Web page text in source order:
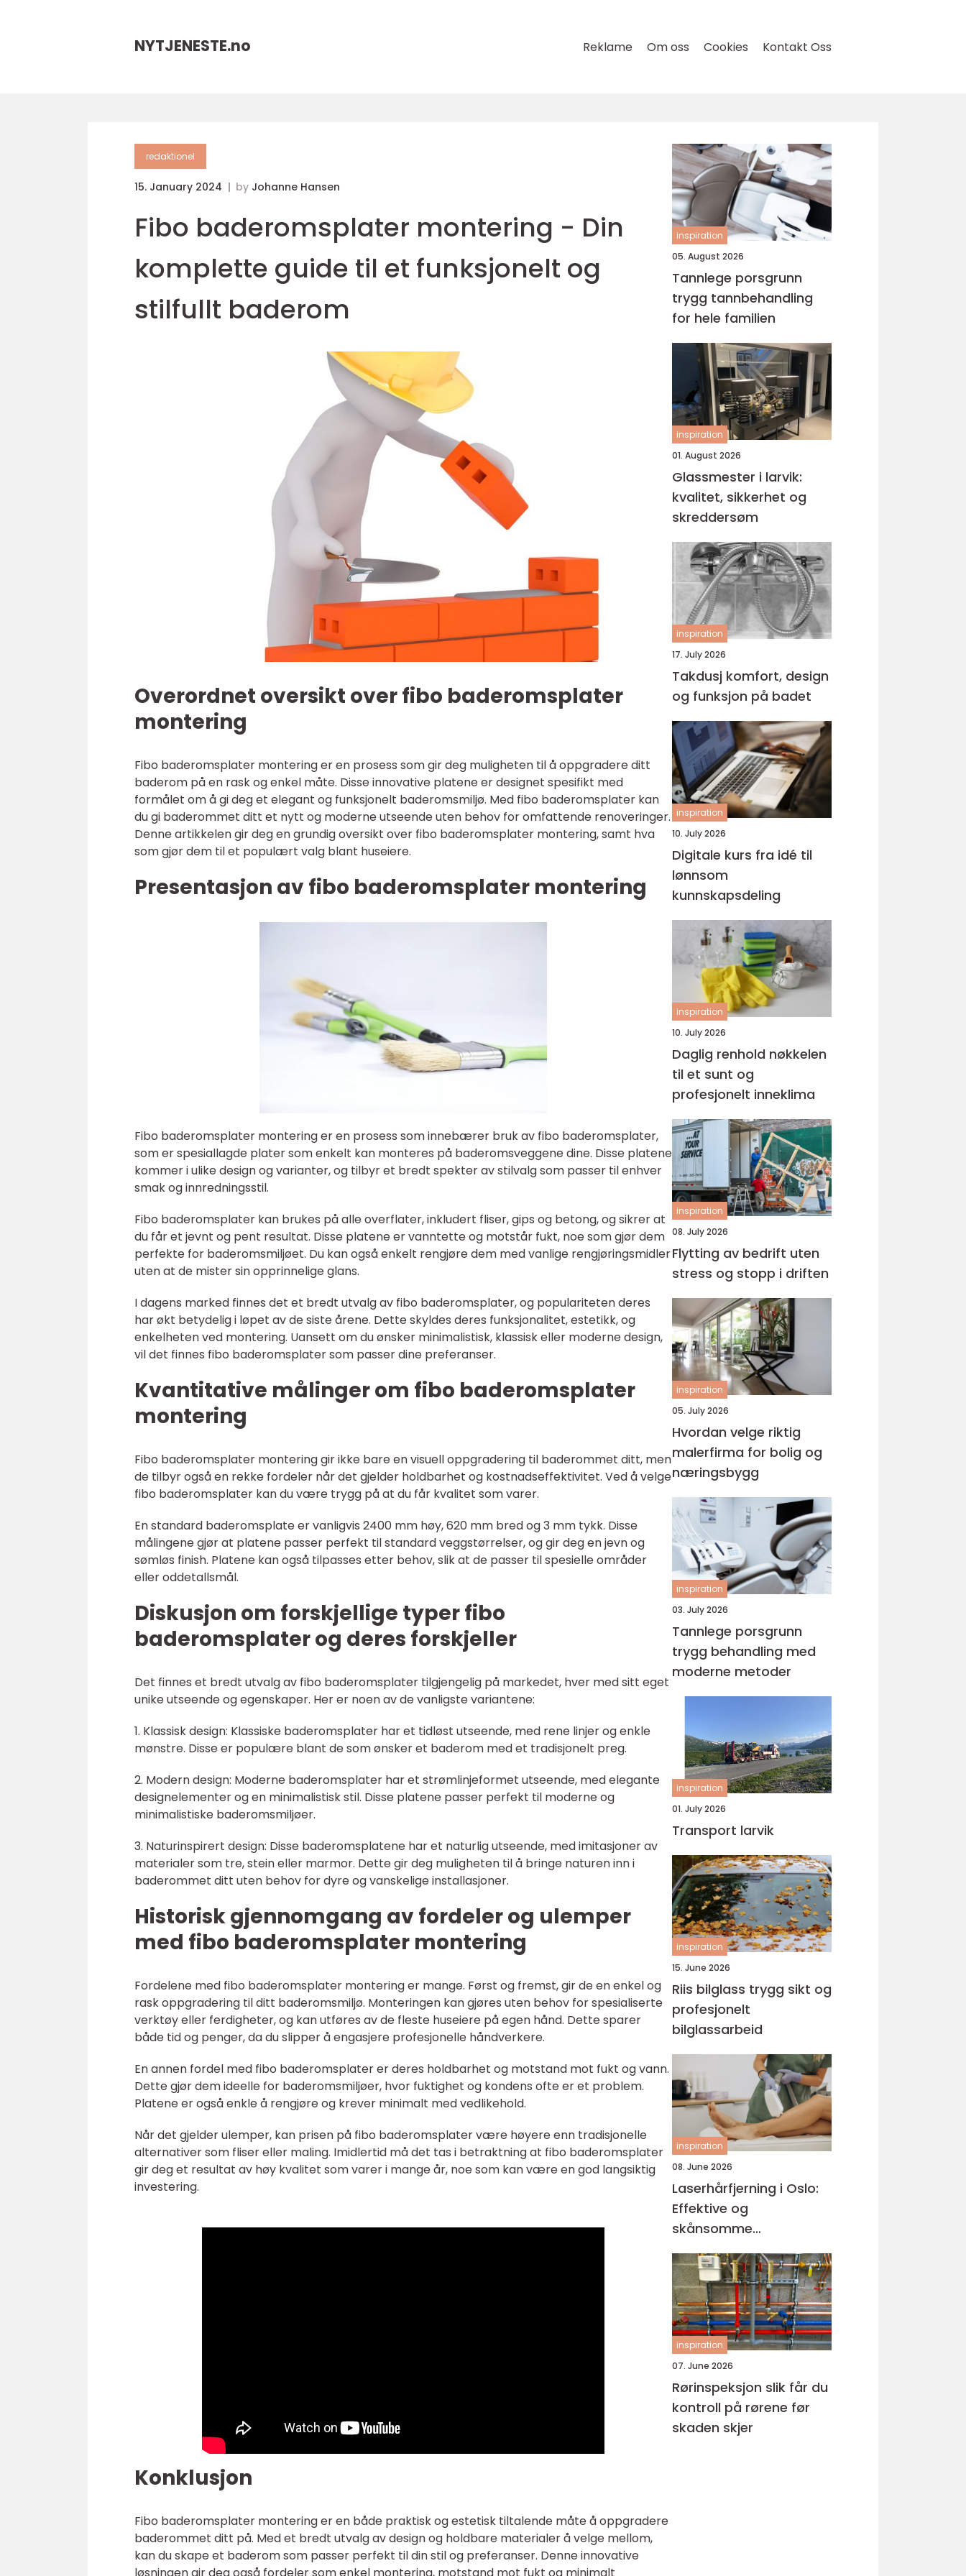
NYTJENESTE.no Reklame Om oss Cookies Kontakt Oss
redaktionel
15. January 2024 by Johanne Hansen
Fibo baderomsplater montering - Din
komplette guide til et funksjonelt og
stilfullt baderom
Overordnet oversikt over fibo baderomsplater
montering
Fibo baderomsplater montering er en prosess som gir deg muligheten til å oppgradere ditt
baderom på en rask og enkel måte. Disse innovative platene er designet spesifikt med
formålet om å gi deg et elegant og funksjonelt baderomsmiljø. Med fibo baderomsplater kan
du gi baderommet ditt et nytt og moderne utseende uten behov for omfattende renoveringer.
Denne artikkelen gir deg en grundig oversikt over fibo baderomsplater montering, samt hva
som gjør dem til et populært valg blant huseiere.
Presentasjon av fibo baderomsplater montering
Fibo baderomsplater montering er en prosess som innebærer bruk av fibo baderomsplater,
som er spesiallagde plater som enkelt kan monteres på baderomsveggene dine. Disse platene
kommer i ulike design og varianter, og tilbyr et bredt spekter av stilvalg som passer til enhver
smak og innredningsstil.
Fibo baderomsplater kan brukes på alle overflater, inkludert fliser, gips og betong, og sikrer at
du får et jevnt og pent resultat. Disse platene er vanntette og motstår fukt, noe som gjør dem
perfekte for baderomsmiljøet. Du kan også enkelt rengjøre dem med vanlige rengjøringsmidler
uten at de mister sin opprinnelige glans.
I dagens marked finnes det et bredt utvalg av fibo baderomsplater, og populariteten deres
har økt betydelig i løpet av de siste årene. Dette skyldes deres funksjonalitet, estetikk, og
enkelheten ved montering. Uansett om du ønsker minimalistisk, klassisk eller moderne design,
vil det finnes fibo baderomsplater som passer dine preferanser.
Kvantitative målinger om fibo baderomsplater
montering
Fibo baderomsplater montering gir ikke bare en visuell oppgradering til baderommet ditt, men
de tilbyr også en rekke fordeler når det gjelder holdbarhet og kostnadseffektivitet. Ved å velge
fibo baderomsplater kan du være trygg på at du får kvalitet som varer.
En standard baderomsplate er vanligvis 2400 mm høy, 620 mm bred og 3 mm tykk. Disse
målingene gjør at platene passer perfekt til standard veggstørrelser, og gir deg en jevn og
sømløs finish. Platene kan også tilpasses etter behov, slik at de passer til spesielle områder
eller oddetallsmål.
Diskusjon om forskjellige typer fibo
baderomsplater og deres forskjeller
Det finnes et bredt utvalg av fibo baderomsplater tilgjengelig på markedet, hver med sitt eget
unike utseende og egenskaper. Her er noen av de vanligste variantene:
1. Klassisk design: Klassiske baderomsplater har et tidløst utseende, med rene linjer og enkle
mønstre. Disse er populære blant de som ønsker et baderom med et tradisjonelt preg.
2. Modern design: Moderne baderomsplater har et strømlinjeformet utseende, med elegante
designelementer og en minimalistisk stil. Disse platene passer perfekt til moderne og
minimalistiske baderomsmiljøer.
3. Naturinspirert design: Disse baderomsplatene har et naturlig utseende, med imitasjoner av
materialer som tre, stein eller marmor. Dette gir deg muligheten til å bringe naturen inn i
baderommet ditt uten behov for dyre og vanskelige installasjoner.
Historisk gjennomgang av fordeler og ulemper
med fibo baderomsplater montering
Fordelene med fibo baderomsplater montering er mange. Først og fremst, gir de en enkel og
rask oppgradering til ditt baderomsmiljø. Monteringen kan gjøres uten behov for spesialiserte
verktøy eller ferdigheter, og kan utføres av de fleste huseiere på egen hånd. Dette sparer
både tid og penger, da du slipper å engasjere profesjonelle håndverkere.
En annen fordel med fibo baderomsplater er deres holdbarhet og motstand mot fukt og vann.
Dette gjør dem ideelle for baderomsmiljøer, hvor fuktighet og kondens ofte er et problem.
Platene er også enkle å rengjøre og krever minimalt med vedlikehold.
Når det gjelder ulemper, kan prisen på fibo baderomsplater være høyere enn tradisjonelle
alternativer som fliser eller maling. Imidlertid må det tas i betraktning at fibo baderomsplater
gir deg et resultat av høy kvalitet som varer i mange år, noe som kan være en god langsiktig
investering.
Konklusjon
Fibo baderomsplater montering er en både praktisk og estetisk tiltalende måte å oppgradere
baderommet ditt på. Med et bredt utvalg av design og holdbare materialer å velge mellom,
kan du skape et baderom som passer perfekt til din stil og preferanser. Denne innovative
inspiration
05. August 2026
Tannlege porsgrunn
trygg tannbehandling
for hele familien
inspiration
01. August 2026
Glassmester i larvik:
kvalitet, sikkerhet og
skreddersøm
inspiration
17. July 2026
Takdusj komfort, design
og funksjon på badet
inspiration
10. July 2026
Digitale kurs fra idé til
lønnsom
kunnskapsdeling
inspiration
10. July 2026
Daglig renhold nøkkelen
til et sunt og
profesjonelt inneklima
inspiration
08. July 2026
Flytting av bedrift uten
stress og stopp i driften
inspiration
05. July 2026
Hvordan velge riktig
malerfirma for bolig og
næringsbygg
inspiration
03. July 2026
Tannlege porsgrunn
trygg behandling med
moderne metoder
inspiration
01. July 2026
Transport larvik
inspiration
15. June 2026
Riis bilglass trygg sikt og
profesjonelt
bilglassarbeid
inspiration
08. June 2026
Laserhårfjerning i Oslo:
Effektive og
skånsomme
behandlinger for glatt
hud
inspiration
07. June 2026
Rørinspeksjon slik får du
kontroll på rørene før
skaden skjer